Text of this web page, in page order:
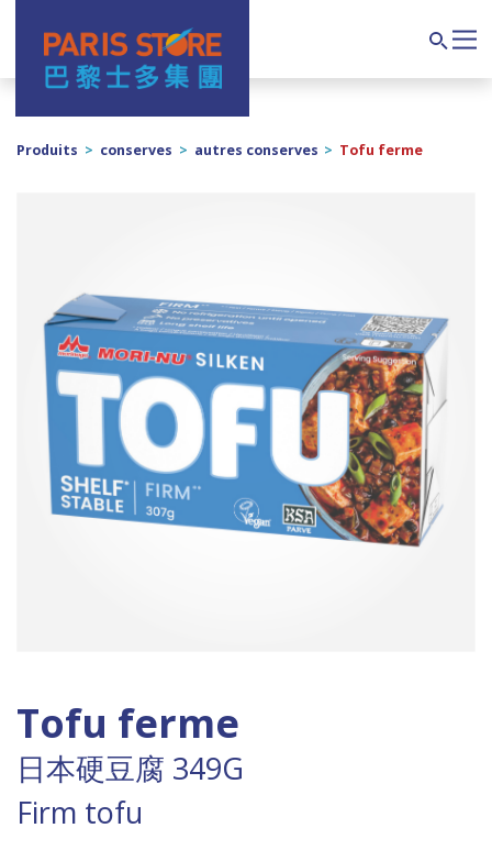
Navigation principale
Produits > conserves > autres conserves > Tofu ferme
Tofu ferme
日本硬豆腐 349G
Firm tofu